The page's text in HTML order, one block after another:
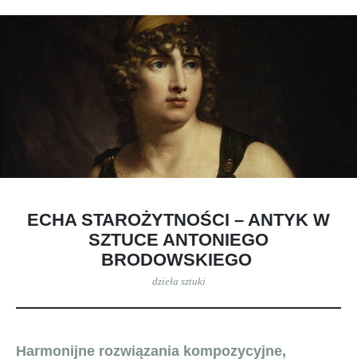
ECHA STAROŻYTNOŚCI – ANTYK W
SZTUCE ANTONIEGO
BRODOWSKIEGO
dzieła sztuki
Harmonijne rozwiązania kompozycyjne,